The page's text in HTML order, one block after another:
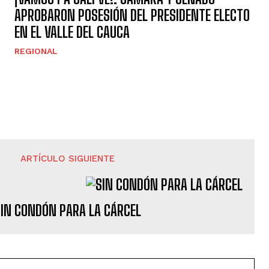
APROBARON POSESIÓN DEL PRESIDENTE ELECTO
EN EL VALLE DEL CAUCA
REGIONAL
ARTÍCULO SIGUIENTE
CONDÓN PARA LA CÁRCEL